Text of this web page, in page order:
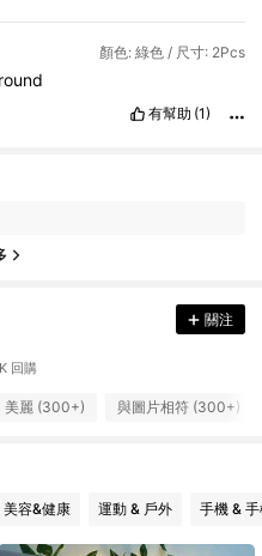
顏色: 綠色 / 尺寸: 2Pcs
round
有幫助 (1)
關注
回購
美麗 (300+) 與圖片相符 (300+)
美容&健康 運動 & 戶外 手機 &